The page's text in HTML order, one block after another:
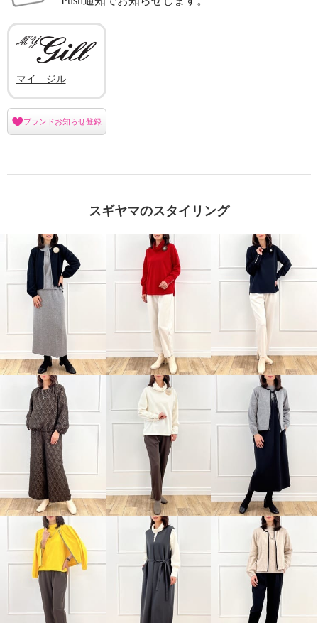
マイ ジル
ブランドお知らせ登録
スギヤマのスタイリング